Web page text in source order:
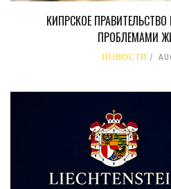
КИПРСКОЕ
ПРОБЛЕМАМИ
НОВОСТИ